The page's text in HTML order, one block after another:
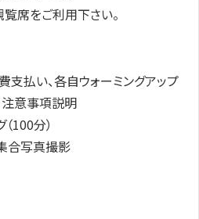
席をご利用下さい。
支払い、各自ウォーミングアップ
注意事項説明
100分）
合写真撮影